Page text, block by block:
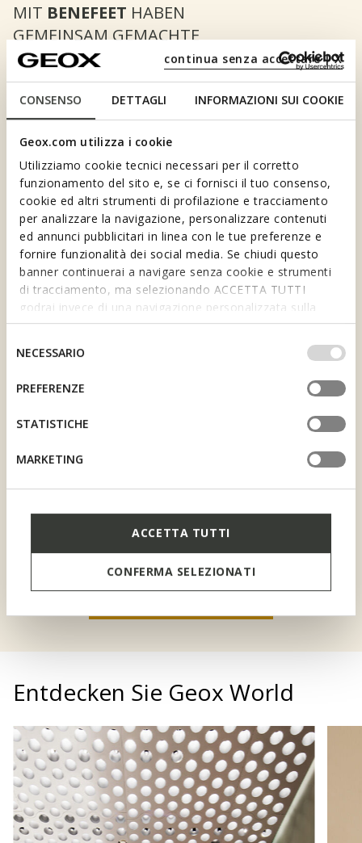
CONSENSO DETTAGLI INFORMAZIONI SUI COOKIE
Geox.com utilizza i cookie
Utilizziamo cookie tecnici necessari per il corretto
funzionamento del sito e, se ci fornisci il tuo consenso,
cookie ed altri strumenti di profilazione e tracciamento
per analizzare la navigazione, personalizzare contenuti
ed annunci pubblicitari in linea con le tue preferenze e
fornire funzionalità dei social media. Se chiudi questo
banner continuerai a navigare senza cookie e strumenti
di tracciamento, ma selezionando ACCETTA TUTTI
godrai invece di una navigazione personalizzata sulla
base dei tuoi gusti ed interessi. Selezionando
IMPOSTAZIONI potrai anche scegliere quali cookies ed
altri strumenti di tracciamento autorizzare. Per maggiori
informazioni o per modificare in qualsiasi momento le
tue impostazioni, visita la nostra
del
consenso
NECESSARIO
PREFERENZE
STATISTICHE
MARKETING
ACCETTA TUTTI
CONFERMA SELEZIONATI
continua senza accettare | X
MIT BENEFEET HABEN
GEMEINSAM GEMACHTE
SCHRITTE NOCH MEHR WERT.
BENEFEET ENTDECKEN
1 SPEZIALWÄHRUNG,
DER BENNY
VOUCHER
Sammeln Sie Benny und
Ein besonderer Rabatt für Sie
Entdecken Sie Geox World